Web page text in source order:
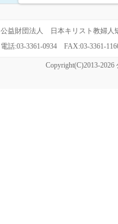
公益財団法人 日本キリスト教婦
電話:03-3361-0934 FAX:03-
Copyright(C)2013-